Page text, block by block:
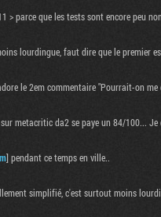
> parce que les tests sont encore peu
lourdingue, faut dire que le premier
le 2em commentaire "Pourrait-on
metacritic da2 se paye un 84/100...
] pendant ce temps en ville..
simplifié, c'est surtout moins